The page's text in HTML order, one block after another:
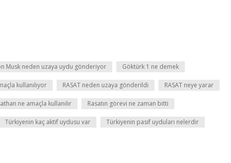
Musk neden uzaya uydu gönderiyor Göktürk 1 ne demek
kullanılıyor RASAT neden uzaya gönderildi RASAT neye yarar
ne amaçla kullanılır Rasatın görevi ne zaman bitti
Türkiyenin kaç aktif uydusu var Türkiyenin pasif uyduları nelerdir